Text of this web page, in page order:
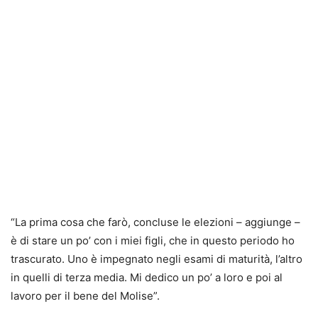
“La prima cosa che farò, concluse le elezioni – aggiunge –
è di stare un po’ con i miei figli, che in questo periodo ho
trascurato. Uno è impegnato negli esami di maturità, l’altro
in quelli di terza media. Mi dedico un po’ a loro e poi al
lavoro per il bene del Molise”.